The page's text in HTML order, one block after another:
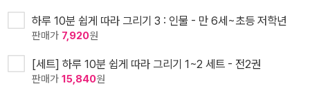
하루 10분 쉽게 따라 그리기 3 : 인물 - 만 6세~초등 저학년
판매가 7,920원
[세트] 하루 10분 쉽게 따라 그리기 1~2 세트 - 전2권
판매가 15,840원